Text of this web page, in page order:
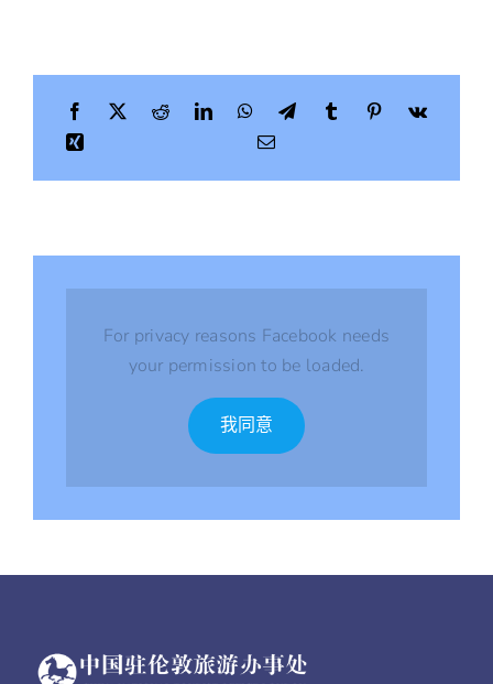
For privacy reasons Facebook needs
your permission to be loaded.
我同意